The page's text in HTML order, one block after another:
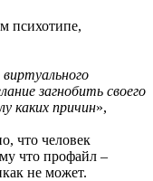
психотипе,
виртуального
загнобить своего
каких причин»,
что человек
что профайл –
не может.